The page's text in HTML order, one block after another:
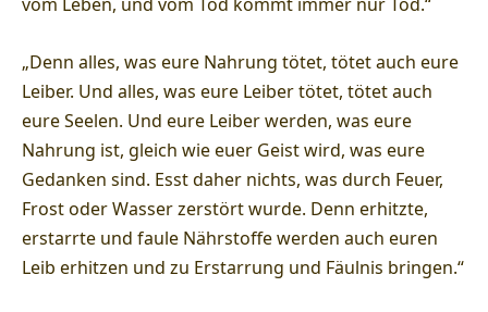
„Denn alles, was eure Nahrung tötet, tötet auch eure
Leiber. Und alles, was eure Leiber tötet, tötet auch
eure Seelen. Und eure Leiber werden, was eure
Nahrung ist, gleich wie euer Geist wird, was eure
Gedanken sind. Esst daher nichts, was durch Feuer,
Frost oder Wasser zerstört wurde. Denn erhitzte,
erstarrte und faule Nährstoffe werden auch euren
Leib erhitzen und zu Erstarrung und Fäulnis bringen.“